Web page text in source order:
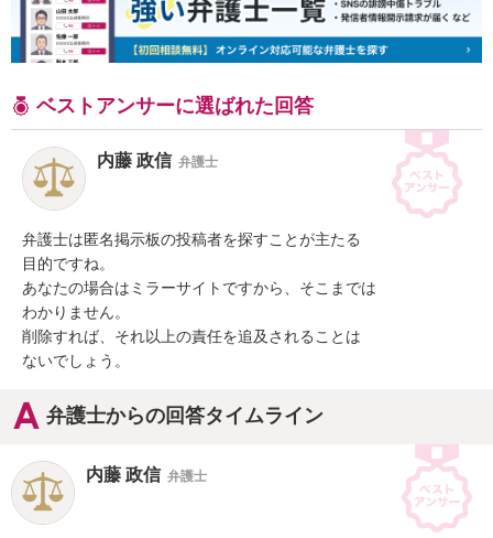
ベストアンサーに選ばれた回答
内藤 政信 弁護士
弁護士は匿名掲示板の投稿者を探すことが主たる
目的ですね。
あなたの場合はミラーサイトですから、そこまでは
わかりません。
削除すれば、それ以上の責任を追及されることは
ないでしょう。
弁護士からの回答タイムライン
内藤 政信 弁護士